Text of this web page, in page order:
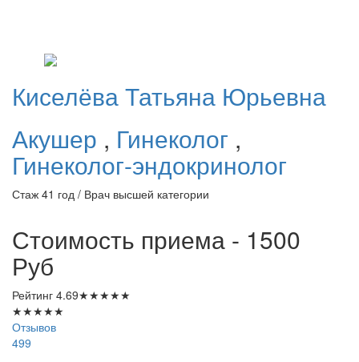
КиселёваТатьяна Юрьевна
Акушер , Гинеколог ,
Гинеколог-эндокринолог
Стаж 41 год / Врач высшей категории
Стоимость приема - 1500
Руб
Рейтинг 4.69★★★★★
★★★★★
Отзывов
499